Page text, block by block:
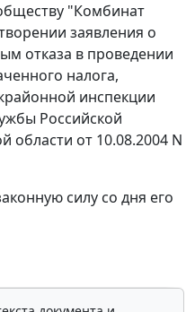
"Комбинат
заявления о
отказа в проведении
налога,
инспекции
Российской
области от 10.08.2004 N
силу со дня его